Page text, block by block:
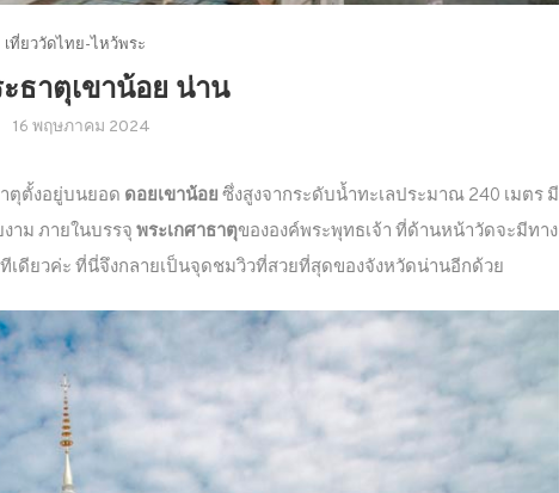
เที่ยววัดไทย-ไหว้พระ
ธาตุเขาน้อย น่าน
16 พฤษภาคม 2024
ตุตั้งอยู่บนยอด ดอยเขาน้อย ซึ่งสูงจากระดับน้ำทะเลประมาณ 240 เมตร มี
าม ภายในบรรจุ พระเกศาธาตุขององค์พระพุทธเจ้า ที่ด้านหน้าวัดจะมีทาง
เดียวค่ะ ที่นี่จึงกลายเป็นจุดชมวิวที่สวยที่สุดของจังหวัดน่านอีกด้วย